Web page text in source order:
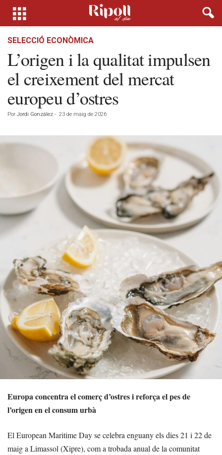
SELECCIÓ ECONÒMICA
L’origen i la qualitat impulsen
el creixement del mercat
europeu d’ostres
Por Jordi González - 23 de maig de 2026
Europa concentra el comerç d’ostres i reforça el pes de
l’origen en el consum urbà
El European Maritime Day se celebra enguany els dies 21 i 22 de
maig a Limassol (Xipre), com a trobada anual de la comunitat